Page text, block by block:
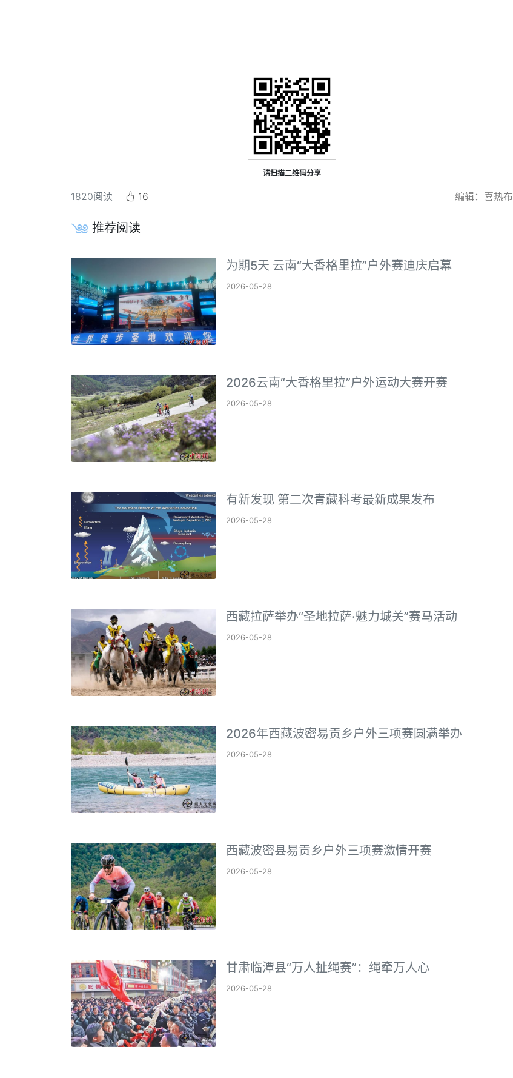
请扫描二维码分享
1820阅读 16 编辑：喜热布
推荐阅读
为期5天 云南“大香格里拉”户外赛迪庆启幕
2026-05-28
2026云南“大香格里拉”户外运动大赛开赛
2026-05-28
有新发现 第二次青藏科考最新成果发布
2026-05-28
西藏拉萨举办“圣地拉萨·魅力城关”赛马活动
2026-05-28
2026年西藏波密易贡乡户外三项赛圆满举办
2026-05-28
西藏波密县易贡乡户外三项赛激情开赛
2026-05-28
甘肃临潭县“万人扯绳赛”：绳牵万人心
2026-05-28